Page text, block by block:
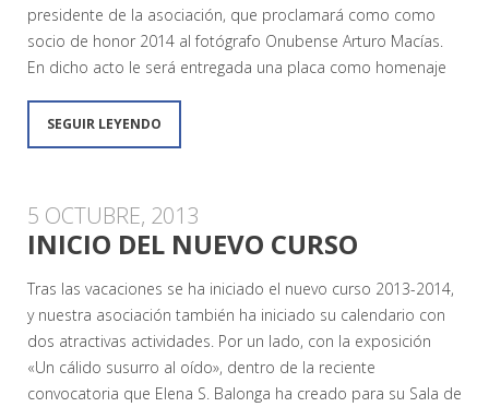
presidente de la asociación, que proclamará como como
socio de honor 2014 al fotógrafo Onubense Arturo Macías.
En dicho acto le será entregada una placa como homenaje
SEGUIR LEYENDO
5 OCTUBRE, 2013
INICIO DEL NUEVO CURSO
Tras las vacaciones se ha iniciado el nuevo curso 2013-2014,
y nuestra asociación también ha iniciado su calendario con
dos atractivas actividades. Por un lado, con la exposición
«Un cálido susurro al oído», dentro de la reciente
convocatoria que Elena S. Balonga ha creado para su Sala de